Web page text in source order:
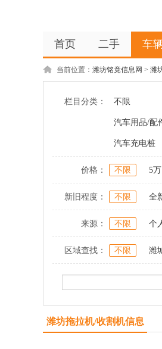
首页 二手 车
当前位置： 潍坊铭竟信息网 > 潍
栏目分类： 不限
汽车用品/配
汽车充电桩
价格： 不限 5
新旧程度： 不限 全
来源： 不限 个
区域查找： 不限 潍
潍坊拖拉机/收割机信息